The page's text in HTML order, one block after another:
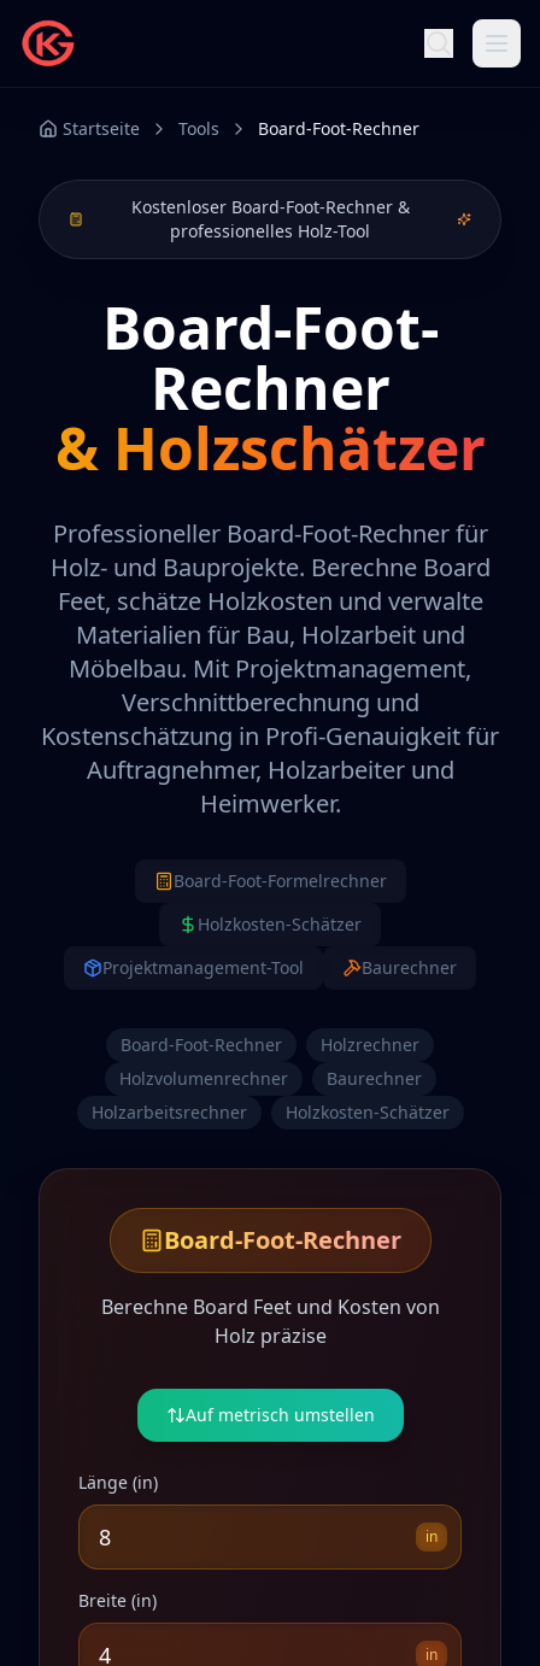
Startseite Tools Board-Foot-Rechner
Kostenloser Board-Foot-Rechner &
professionelles Holz-Tool
Board-Foot-
Rechner
& Holzschätzer
Professioneller Board-Foot-Rechner für
Holz- und Bauprojekte. Berechne Board
Feet, schätze Holzkosten und verwalte
Materialien für Bau, Holzarbeit und
Möbelbau. Mit Projektmanagement,
Verschnittberechnung und
Kostenschätzung in Profi-Genauigkeit für
Auftragnehmer, Holzarbeiter und
Heimwerker.
Board-Foot-Formelrechner
Holzkosten-Schätzer
Projektmanagement-Tool
Baurechner
Board-Foot-Rechner
Holzrechner
Holzvolumenrechner
Baurechner
Holzarbeitsrechner
Holzkosten-Schätzer
Board-Foot-Rechner
Berechne Board Feet und Kosten von
Holz präzise
Auf metrisch umstellen
Länge (in)
in
Breite (in)
in